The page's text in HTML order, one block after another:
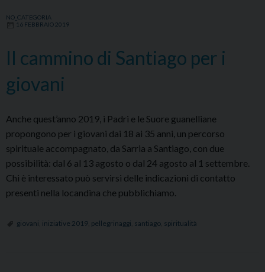
NO_CATEGORIA
16 FEBBRAIO 2019
Il cammino di Santiago per i
giovani
Anche quest’anno 2019, i Padri e le Suore guanelliane
propongono per i giovani dai 18 ai 35 anni, un percorso
spirituale accompagnato, da Sarria a Santiago, con due
possibilità: dal 6 al 13 agosto o dal 24 agosto al 1 settembre.
Chi è interessato può servirsi delle indicazioni di contatto
presenti nella locandina che pubblichiamo.
giovani iniziative 2019 pellegrinaggi santiago spiritualità